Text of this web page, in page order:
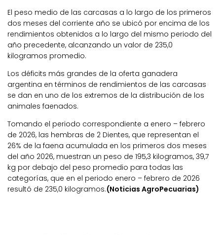
El peso medio de las carcasas a lo largo de los primeros
dos meses del corriente año se ubicó por encima de los
rendimientos obtenidos a lo largo del mismo periodo del
año precedente, alcanzando un valor de 235,0
kilogramos promedio.
Los déficits más grandes de la oferta ganadera
argentina en términos de rendimientos de las carcasas
se dan en uno de los extremos de la distribución de los
animales faenados.
Tomando el periodo correspondiente a enero – febrero
de 2026, las hembras de 2 Dientes, que representan el
26% de la faena acumulada en los primeros dos meses
del año 2026, muestran un peso de 195,3 kilogramos, 39,7
kg por debajo del peso promedio para todas las
categorías, que en el periodo enero – febrero de 2026
resultó de 235,0 kilogramos.(Noticias AgroPecuarias)